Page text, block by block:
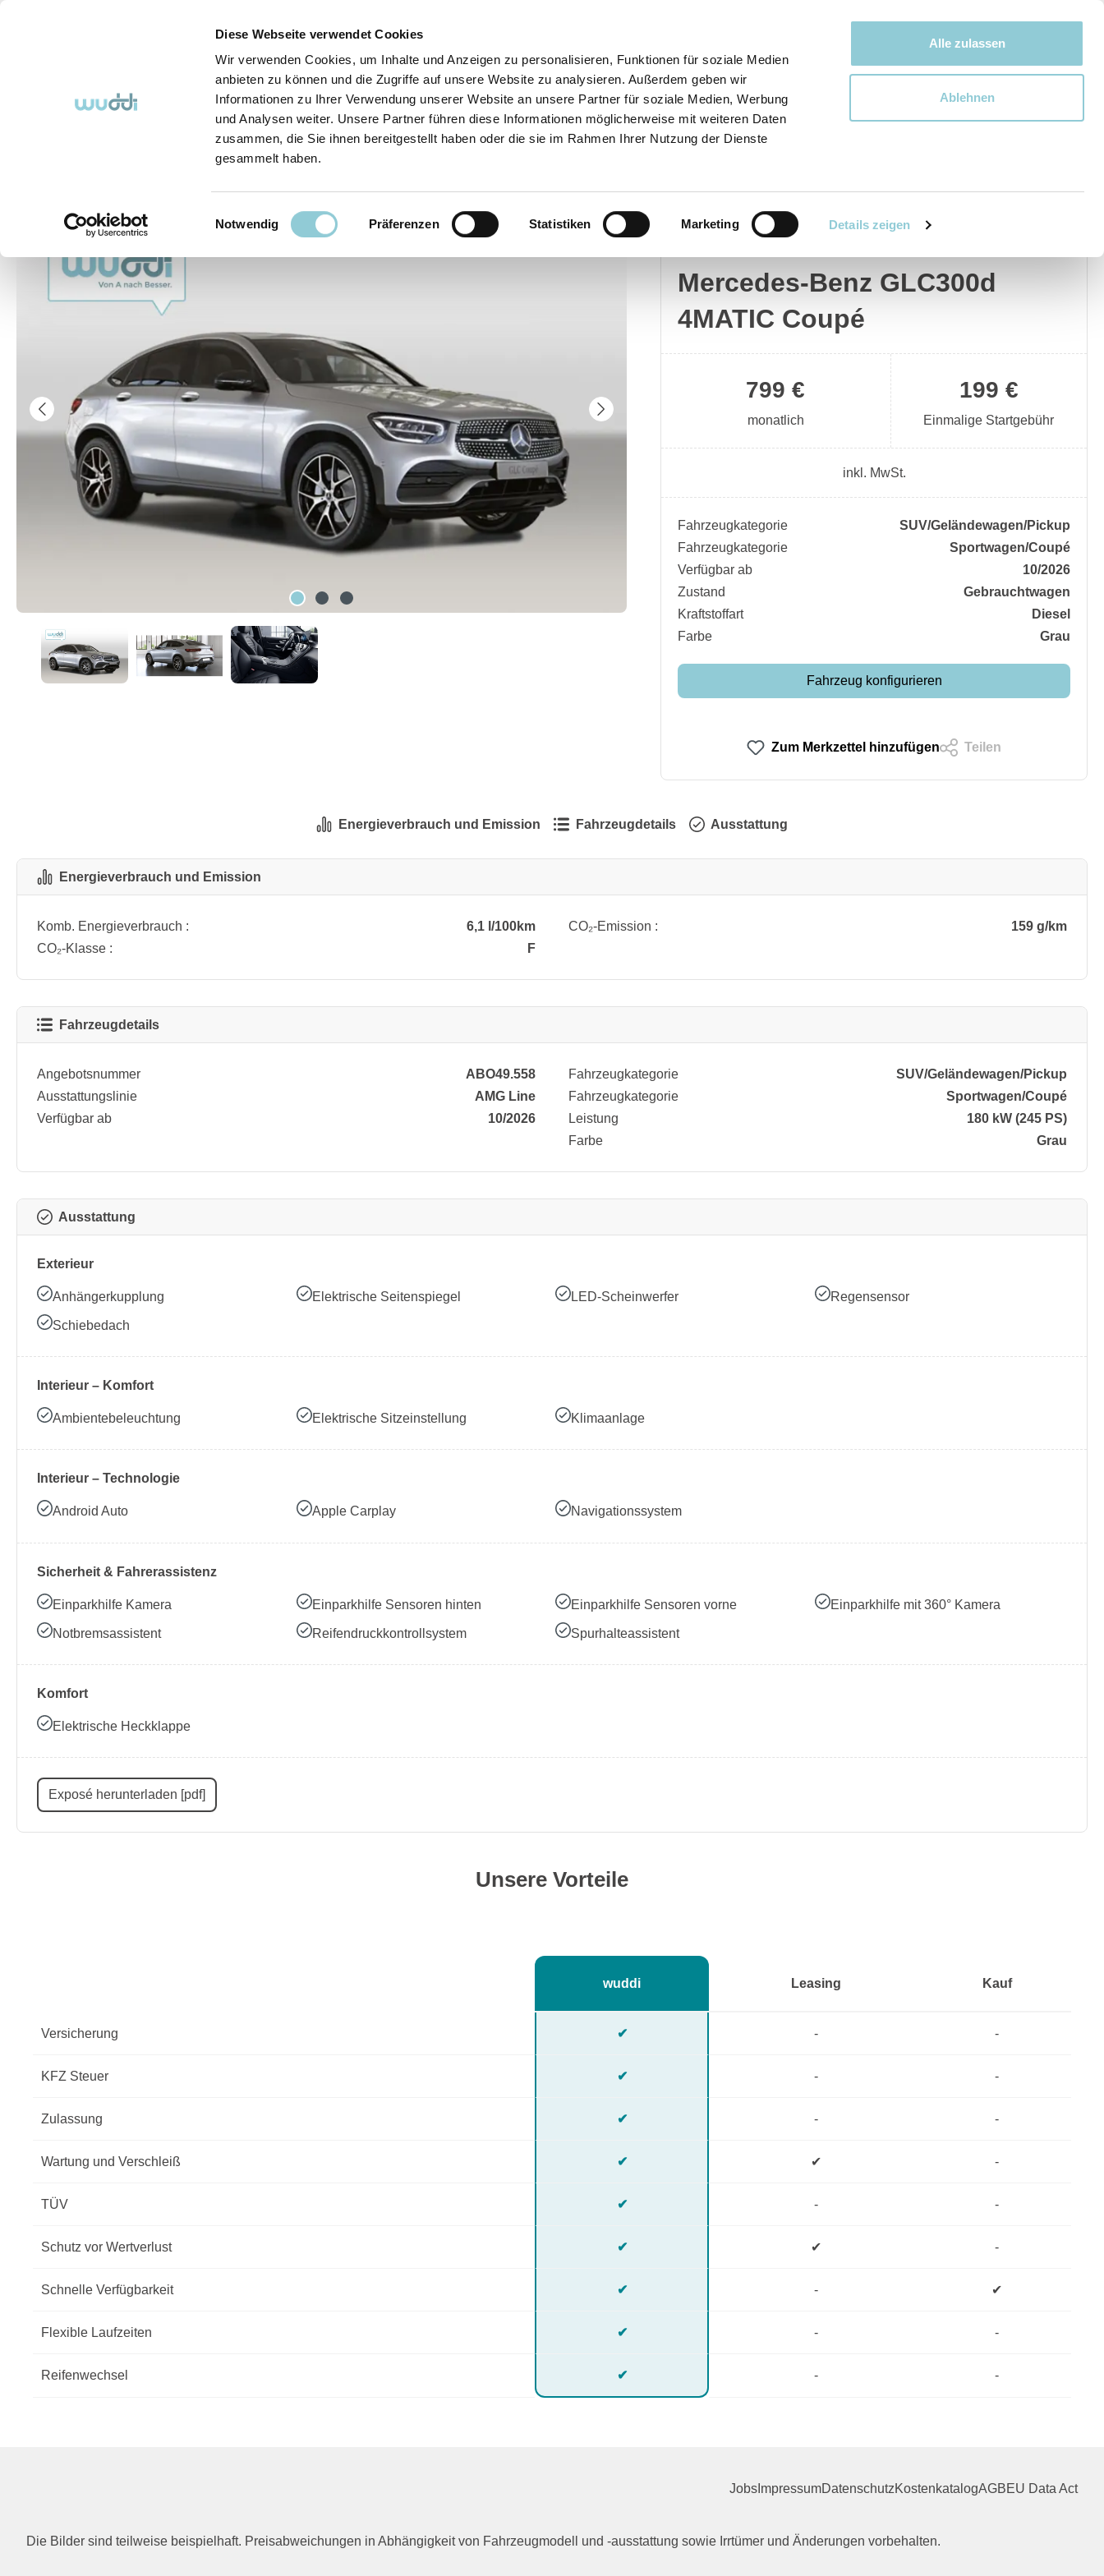
Diese Webseite verwendet Cookies
Wir verwenden Cookies, um Inhalte und Anzeigen zu personalisieren, Funktionen für soziale Medien
anbieten zu können und die Zugriffe auf unsere Website zu analysieren. Außerdem geben wir
Informationen zu Ihrer Verwendung unserer Website an unsere Partner für soziale Medien, Werbung
und Analysen weiter. Unsere Partner führen diese Informationen möglicherweise mit weiteren Daten
zusammen, die Sie ihnen bereitgestellt haben oder die sie im Rahmen Ihrer Nutzung der Dienste
gesammelt haben.
Einwilligungsauswahl
Notwendig Präferenzen Statistiken Marketing Details zeigen
Alle zulassen
Ablehnen
Bewegen bewegt uns!
Abo-Fahrzeuge So funktioniert's (FAQ) Über Uns Kontakt
Bildergalerie überspringen
Mercedes-Benz
Mercedes-Benz GLC300d
4MATIC Coupé
199 €
Einmalige Startgebühr
799 €
monatlich
inkl. MwSt.
Fahrzeugkategorie
SUV/​Geländewagen/​Pickup
Fahrzeugkategorie
Sportwagen/​Coupé
Verfügbar ab
10/2026
Zustand
Gebrauchtwagen
Kraftstoffart
Diesel
Farbe
Grau
Fahrzeug konfigurieren
Zum Merkzettel hinzufügen Teilen
Energieverbrauch und Emission Fahrzeugdetails Ausstattung
Energieverbrauch und Emission
Komb. Energieverbrauch : 6,1 l/100km CO₂-Emission :
159 g/km
CO₂-Klasse :
F
Fahrzeugdetails
Angebotsnummer
ABO49.558
Ausstattungslinie
AMG Line
Verfügbar ab
10/2026
Fahrzeugkategorie
SUV/​Geländewagen/​Pickup
Fahrzeugkategorie
Sportwagen/​Coupé
Leistung
180 kW (245 PS)
Farbe
Grau
Ausstattung
Exterieur
Anhängerkupplung Elektrische Seitenspiegel LED-Scheinwerfer Regensensor
Schiebedach
Interieur – Komfort
Ambientebeleuchtung Elektrische Sitzeinstellung Klimaanlage
Interieur – Technologie
Android Auto Apple Carplay Navigationssystem
Sicherheit & Fahrerassistenz
Einparkhilfe Kamera Einparkhilfe Sensoren hinten Einparkhilfe Sensoren vorne Einparkhilfe mit 360° Kamera
Notbremsassistent Reifendruckkontrollsystem Spurhalteassistent
Komfort
Elektrische Heckklappe
Exposé herunterladen [pdf]
Unsere Vorteile
wuddi Leasing Kauf
Versicherung ✔ - -
KFZ Steuer ✔ - -
Zulassung ✔ - -
Wartung und Verschleiß ✔ ✔ -
TÜV ✔ - -
Schutz vor Wertverlust ✔ ✔ -
Schnelle Verfügbarkeit ✔ - ✔
Flexible Laufzeiten ✔ - -
Reifenwechsel ✔ - -
Jobs ImpressumDatenschutzKostenkatalogAGBEU Data Act
Die Bilder sind teilweise beispielhaft. Preisabweichungen in Abhängigkeit von Fahrzeugmodell und -ausstattung sowie Irrtümer und Änderungen vorbehalten.